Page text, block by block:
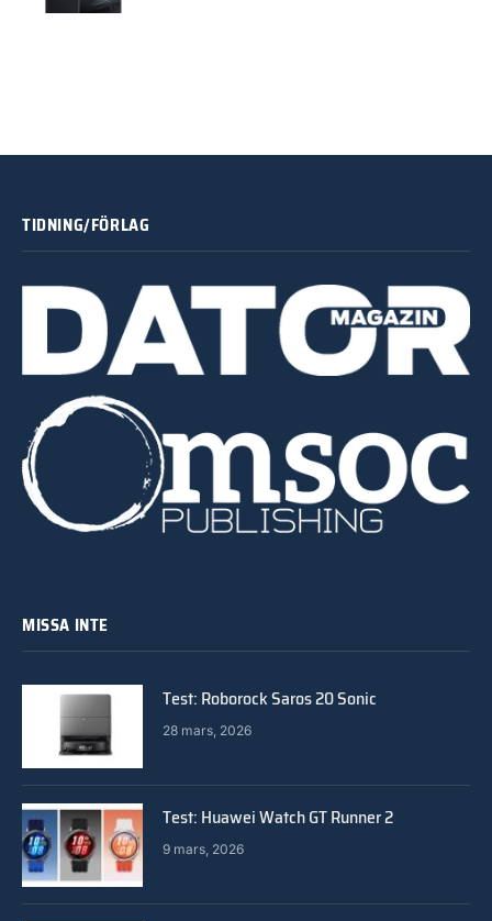
TIDNING/FÖRLAG
MISSA INTE
Test: Roborock Saros 20 Sonic
28 mars, 2026
Test: Huawei Watch GT Runner 2
9 mars, 2026